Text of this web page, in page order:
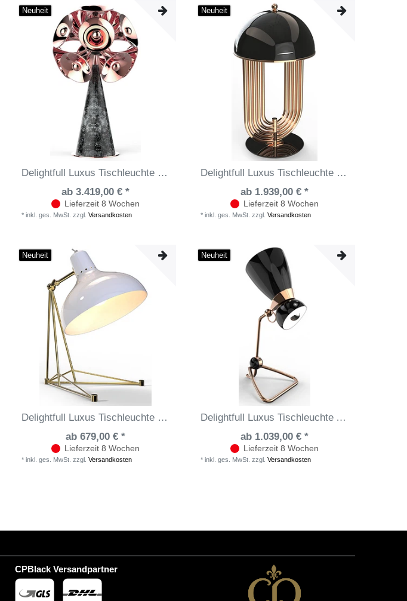
Neuheit
Delightfull Luxus Tischleuchte Botti
ab 3.419,00 € *
Lieferzeit 8 Wochen
*inkl. ges. MwSt. zzgl.Versandkosten
Neuheit
Delightfull Luxus Tischleuchte Turner
ab 1.939,00 € *
Lieferzeit 8 Wochen
*inkl. ges. MwSt. zzgl.Versandkosten
Neuheit
Delightfull Luxus Tischleuchte Diana
ab 679,00 € *
Lieferzeit 8 Wochen
*inkl. ges. MwSt. zzgl.Versandkosten
Neuheit
Delightfull Luxus Tischleuchte Amy
ab 1.039,00 € *
Lieferzeit 8 Wochen
*inkl. ges. MwSt. zzgl.Versandkosten
CPBlack Versandpartner